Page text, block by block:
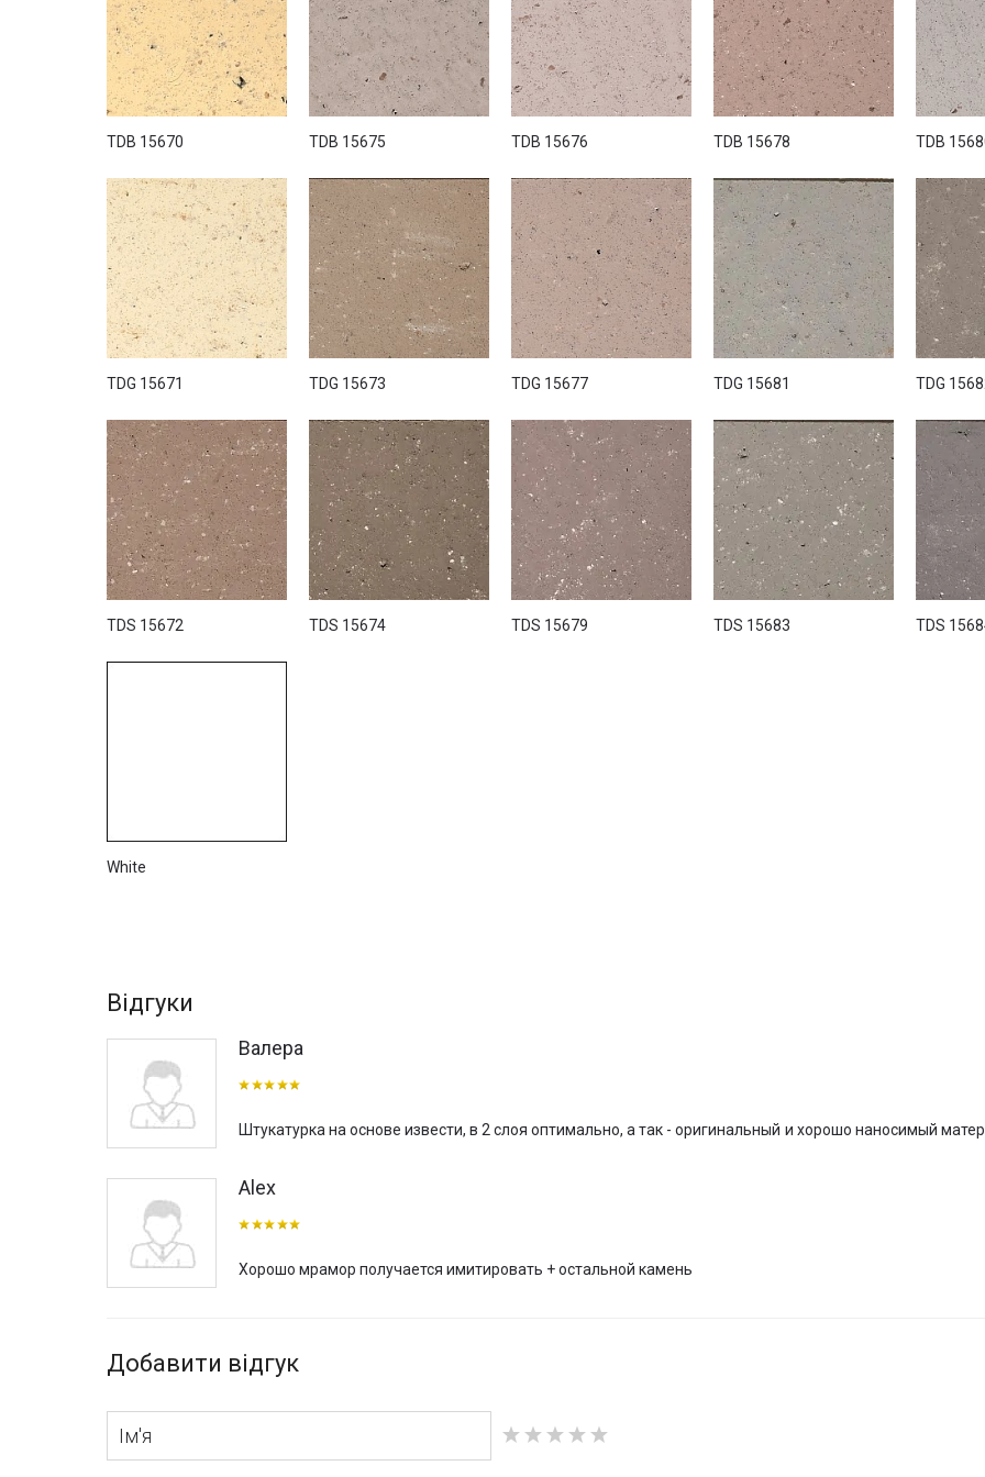
Придбати декоративну штукатурку Teodorico можна в інтернет-магазині або у шоу-румі "VOGUE INTERIORS".
TDB 15670 TDB 15675 TDB 15676 TDB 15678 TDB
TDG 15671 TDG 15673 TDG 15677 TDG 15681 TDG
TDS 15672 TDS 15674 TDS 15679 TDS 15683 TDS
White
Відгуки
Валера
Штукатурка на основе извести, в 2 слоя оптимально, а так - оригинальный и хорошо наносимый
Alex
Хорошо мрамор получается имитировать + остальной камень
Добавити відгук